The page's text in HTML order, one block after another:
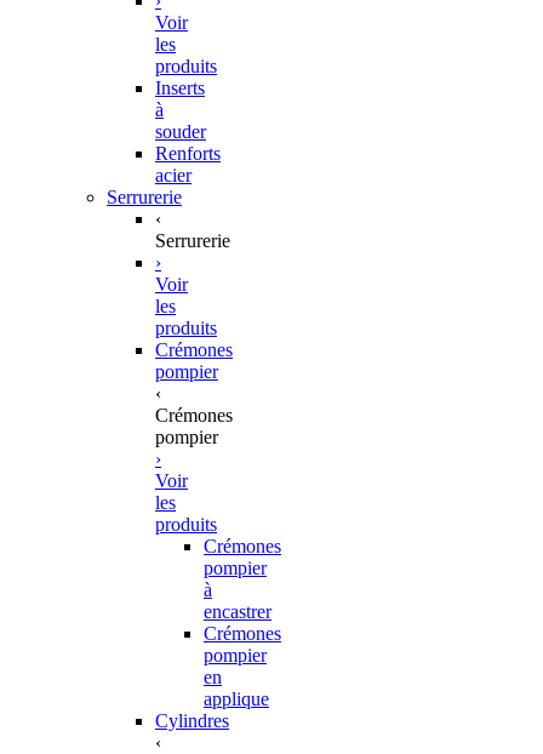
Voir
les
produits
Inserts
à
souder
Renforts
acier
Serrurerie
‹
Serrurerie
›
Voir
les
produits
Crémones
pompier
‹
Crémones
pompier
›
Voir
les
produits
Crémones
pompier
à
encastrer
Crémones
pompier
en
applique
Cylindres
‹